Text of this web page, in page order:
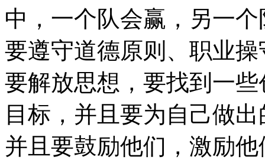
中，一个队会赢，另一
要遵守道德原则、职业
要解放思想，要找到一
目标，并且要为自己做
并且要鼓励他们，激励